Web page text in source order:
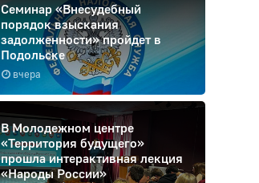
вчера
Семинар «Внесудебный
порядок взыскания
задолженности» пройдет в
Подольске
В Молодежном центре
«Территория будущего»
прошла интерактивная лекция
«Народы России»